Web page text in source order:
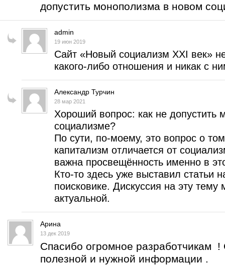
допустить монополизма в новом
admin
19 июн 2019
Сайт «Новый социализм XXI век»
какого-либо отношения и никак с
Александр Турчин
28 мар 2021
Хороший вопрос: как не допустить
социализме?
По сути, по-моему, это вопрос о
капитализм отличается от
важна просвещённость именно в
Кто-то здесь уже выставил статьи
поисковике. Дискуссия на эту тему
актуальной.
Арина
13 дек 2019
Спасибо огромное разработчикам
полезной и нужной информации .